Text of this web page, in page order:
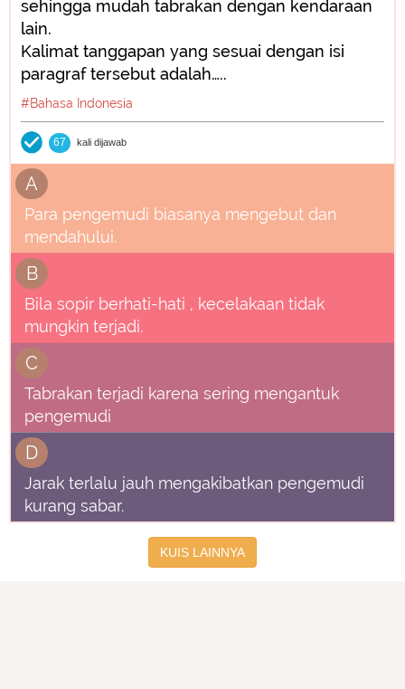
sehingga mudah tabrakan dengan kendaraan
lain.
Kalimat tanggapan yang sesuai dengan isi
paragraf tersebut adalah…..
#Bahasa Indonesia
67 kali dijawab
A
Para pengemudi biasanya mengebut dan
mendahului.
B
Bila sopir berhati-hati , kecelakaan tidak
mungkin terjadi.
C
Tabrakan terjadi karena sering mengantuk
pengemudi
D
Jarak terlalu jauh mengakibatkan pengemudi
kurang sabar.
KUIS LAINNYA